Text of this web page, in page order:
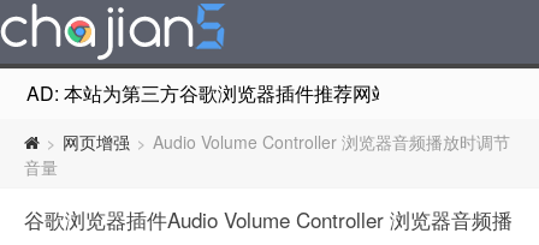
AD: 本站为第三方谷歌浏览器插件推荐网站，非Google
> 网页增强 > Audio Volume Controller 浏览器音频播放时调节
音量
谷歌浏览器插件Audio Volume Controller 浏览器音频播